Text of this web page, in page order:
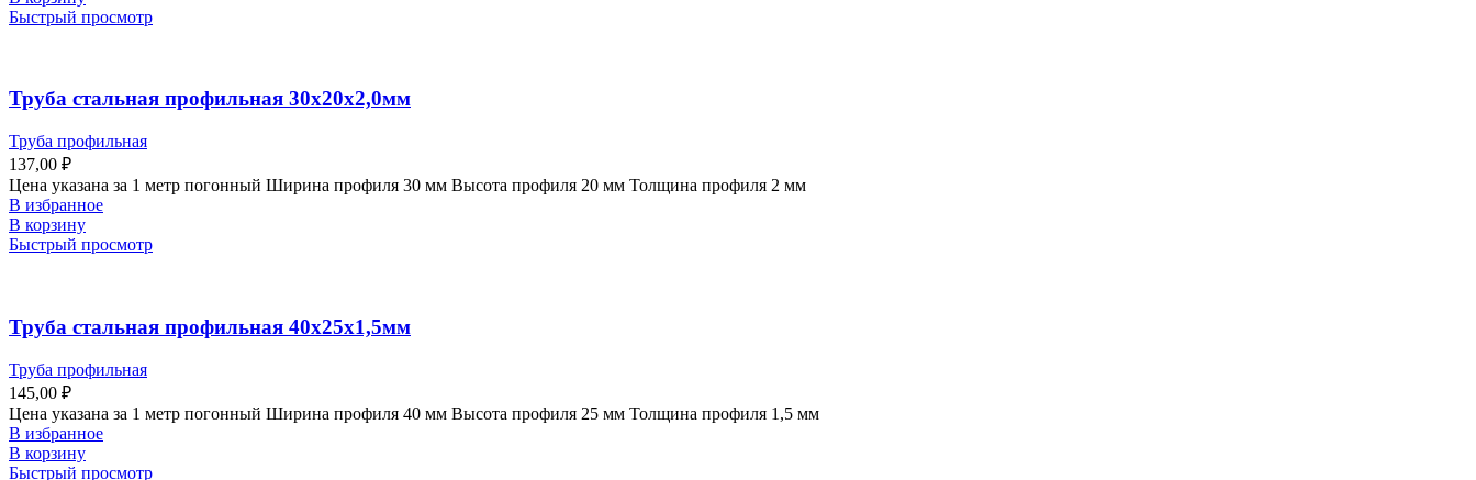
Быстрый просмотр
Труба стальная профильная 30х20х2,0мм
Труба профильная
137,00 ₽
Цена указана за 1 метр погонный Ширина профиля 30 мм Высота профиля 20 мм Толщина профиля 2 мм
В избранное
В корзину
Быстрый просмотр
Труба стальная профильная 40х25х1,5мм
Труба профильная
145,00 ₽
Цена указана за 1 метр погонный Ширина профиля 40 мм Высота профиля 25 мм Толщина профиля 1,5 мм
В избранное
В корзину
Быстрый просмотр